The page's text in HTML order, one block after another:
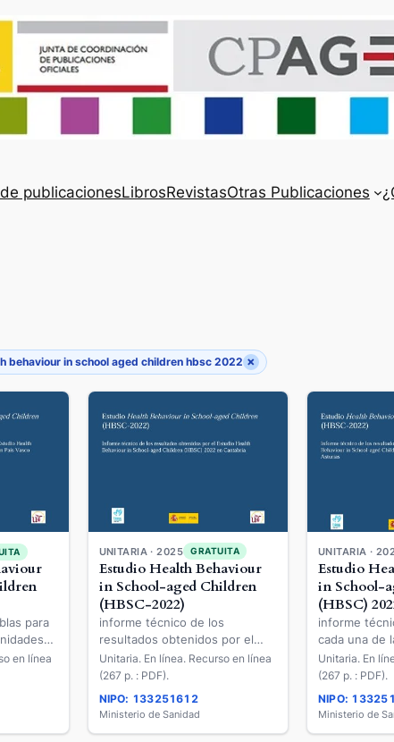
publicacionesLibrosRevistasOtras Publicaciones
behaviour in school aged children hbsc 2022 ×
para
Health
País
en línea
UNITARIA · 2025 GRATUITA
Estudio Health Behaviour
in School-aged Children
(HBSC-2022)
informe técnico de los
resultados obtenidos por el
Estudio Health Behaviour in
School-aged Children (HBSC)
Unitaria. En línea. Recurso en línea
(267 p. : PDF).
NIPO: 133251612
Ministerio de Sanidad
UNITARIA ·
Estudio
in School-
(HBSC)
informe
cada una de
autónomas
obtenidos
Children
Unitaria. En
(267 p. : PDF).
NIPO:
Ministerio de